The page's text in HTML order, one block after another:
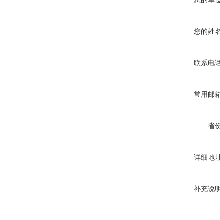
您的姓
联系电
常用邮
省
详细地
补充说